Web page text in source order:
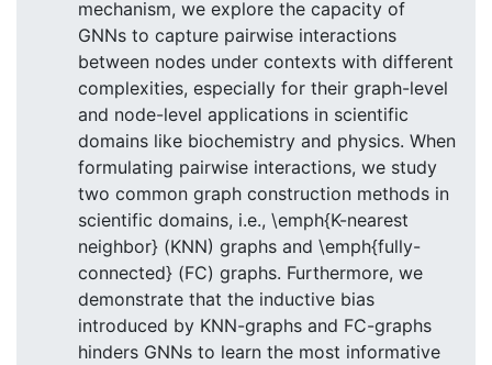
mechanism, we explore the capacity of
GNNs to capture pairwise interactions
between nodes under contexts with different
complexities, especially for their graph-level
and node-level applications in scientific
domains like biochemistry and physics. When
formulating pairwise interactions, we study
two common graph construction methods in
scientific domains, i.e., \emph{K-nearest
neighbor} (KNN) graphs and \emph{fully-
connected} (FC) graphs. Furthermore, we
demonstrate that the inductive bias
introduced by KNN-graphs and FC-graphs
hinders GNNs to learn the most informative